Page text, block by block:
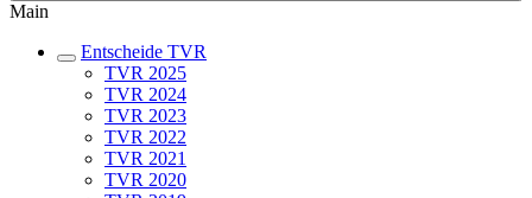
Main
Entscheide TVR
TVR 2025
TVR 2024
TVR 2023
TVR 2022
TVR 2021
TVR 2020